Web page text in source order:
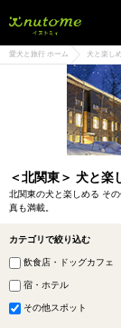
愛犬と旅行 ホーム 犬と楽し
＜北関東＞ 犬と楽
北関東の犬と楽しめる そ
真も満載。
カテゴリで絞り込む
飲食店・ドッグカフェ
宿・ホテル
その他スポット